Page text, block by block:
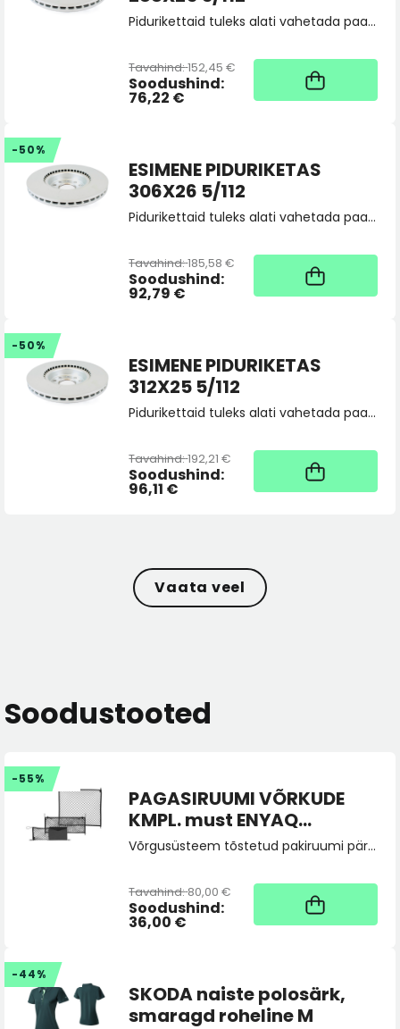
Pidurikettaid tuleks alati vahetada paarina, tellides 2 tk. Vajadusel saatke toote sobivuspäring pood@skoda.ee
Tavahind:152,45 €
Soodushind:
76,22 €
Kaup tootja laos, tarne
üldjuhul 4 tööpäeva
-50%
ESIMENE PIDURIKETAS
306X26 5/112
Pidurikettaid tuleks alati vahetada paarina, tellides 2 tk. Vajadusel saatke toote sobivuspäring pood@skoda.ee
Tavahind:185,58 €
Soodushind:
92,79 €
Kaup tootja laos, tarne
üldjuhul 4 tööpäeva
-50%
ESIMENE PIDURIKETAS
312X25 5/112
Pidurikettaid tuleks alati vahetada paarina, tellides 2 tk. Vajadusel saatke toote sobivuspäring pood@skoda.ee
Tavahind:192,21 €
Soodushind:
96,11 €
Kaup tootja laos, tarne
üldjuhul 4 tööpäeva
Vaata veel
Soodustooted
-55%
PAGASIRUUMI VÕRKUDE
KMPL. must ENYAQ
(kõrgendatud põrandaga
mudelile)
Võrgusüsteem tõstetud pakiruumi pärandaga autole. - Horisontaalne põrandavõrk (maksimaalne kandevõime 1,5 kg). - Vertikaalne tagumine võrk (maksimaalne kandevõime 1,5 kg). - Vertikaalne külgvõrk koos taskuga (maksimaalne kandevõime 1,5 kg).
Tavahind:80,00 €
Soodushind:
36,00 €
-44%
SKODA naiste polosärk,
smaragd roheline M